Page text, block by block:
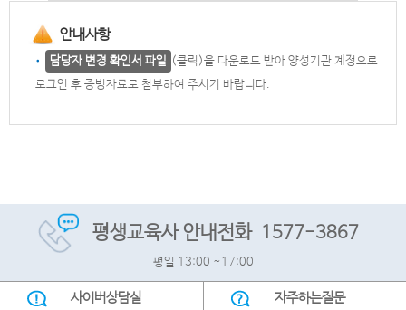
안내사항
담당자 변경 확인서 파일 (클릭)을 다운로드 받아 양성기관 계정으로
로그인 후 증빙자료로 첨부하여 주시기 바랍니다.
평생교육사 안내전화 1577-3867
평일 13:00 ~17:00
사이버상담실 자주하는질문